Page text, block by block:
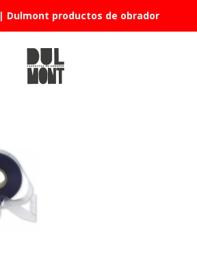
| Dulmont productos de obrador